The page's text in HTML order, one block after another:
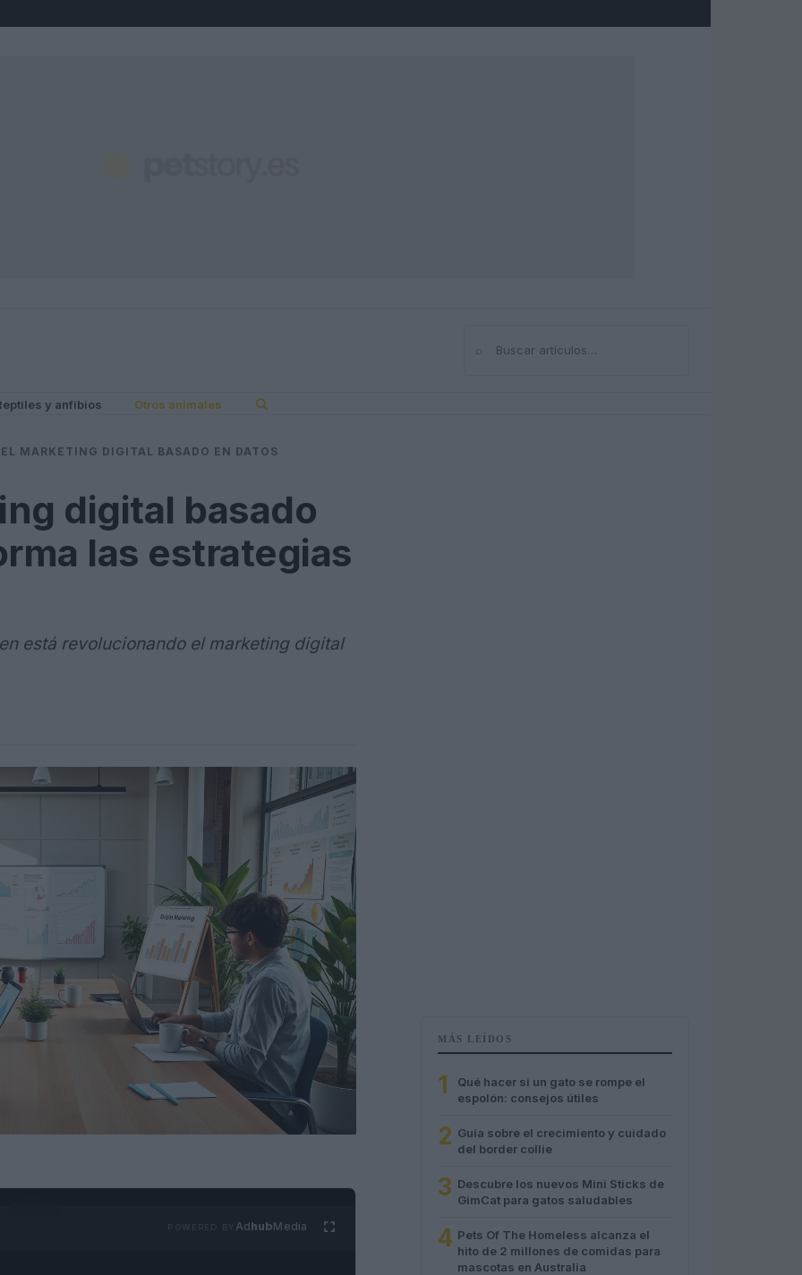
Buscar
y anfibios Otros animales
MARKETING DIGITAL BASADO EN DATOS
digital basado
las estrategias
está revolucionando el marketing digital
AdhubMedia
MÁS LEÍDOS
1
Qué hacer si un gato se rompe el
espolón: consejos útiles
2 Guía sobre el crecimiento y cuidado
del border collie
3 Descubre los nuevos Mini Sticks de
GimCat para gatos saludables
4 Pets Of The Homeless alcanza el
hito de 2 millones de comidas para
mascotas en Australia